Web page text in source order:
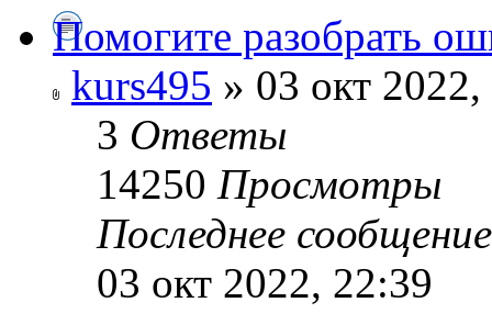
Помогите разобрать
kurs495 » 03 окт
3 Ответы
14250 Просмотры
Последнее
03 окт 2022, 22:39